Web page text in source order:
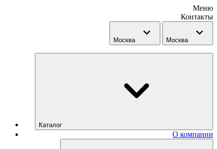
Меню
Контакты
Москва Москва
Каталог
О компании